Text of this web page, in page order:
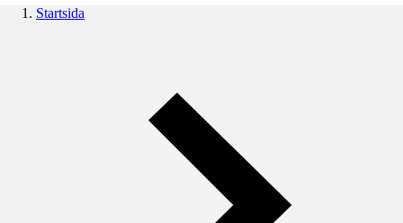
Startsida